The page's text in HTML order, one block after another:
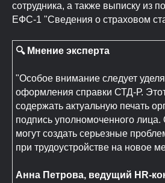
сотрудника, а также выписку из
ЕФС-1 "Сведения о страховом
🔍 Мнение эксперта
"Особое внимание следует
оформления справки СТД-Р.
содержать актуальную печать
подпись уполномоченного
могут создать серьезные
при трудоустройстве на новое
Анна Петрова, ведущий HR-